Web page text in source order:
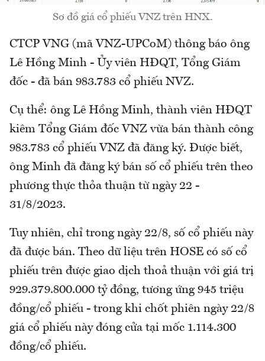
Sơ đồ giá cổ phiếu VNZ trên HNX.
CTCP VNG (mã VNZ-UPCoM) thông báo ông
Lê Hồng Minh - Ủy viên HĐQT, Tổng Giám
đốc - đã bán 983.783 cổ phiếu NVZ.
Cụ thể: ông Lê Hồng Minh, thành viên HĐQT
kiêm Tổng Giám đốc VNZ vừa bán thành công
983.783 cổ phiếu VNZ đã đăng ký. Được biết,
ông Minh đã đăng ký bán số cổ phiếu trên theo
phương thực thỏa thuận từ ngày 22 -
31/8/2023.
Tuy nhiên, chỉ trong ngày 22/8, số cổ phiếu này
đã được bán. Theo dữ liệu trên HOSE có số cổ
phiếu trên được giao dịch thoả thuận với giá trị
929.379.800.000 tỷ đồng, tương ứng 945 triệu
đồng/cổ phiếu - trong khi chốt phiên ngày 22/8
giá cổ phiếu này đóng cửa tại mốc 1.114.300
đồng/cổ phiếu.